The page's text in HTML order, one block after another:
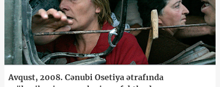
Avqust, 2008. Cənubi Osetiya ətrafında